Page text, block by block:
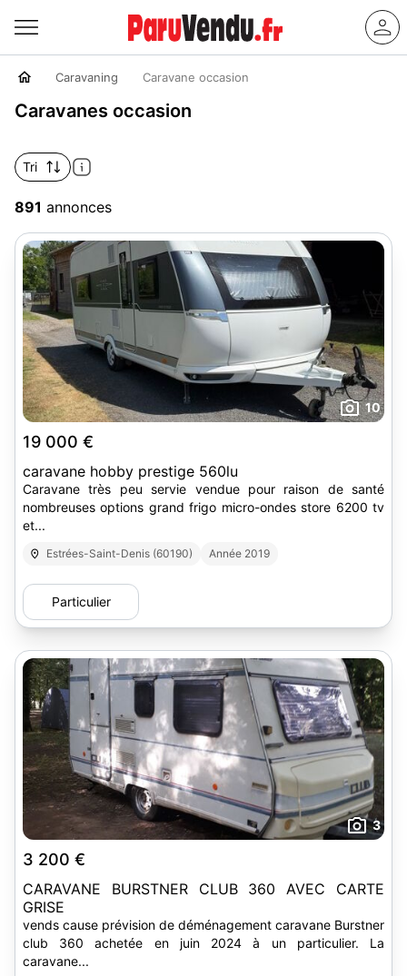
Caravaning Caravane occasion
Caravanes occasion
Tri
891 annonces
10
19 000 €
caravane hobby prestige 560lu
Caravane très peu servie vendue pour raison de santé
nombreuses options grand frigo micro-ondes store 6200 tv
et...
Estrées-Saint-Denis (60190) Année 2019
Particulier
3
3 200 €
CARAVANE BURSTNER CLUB 360 AVEC CARTE
GRISE
vends cause prévision de déménagement caravane Burstner
club 360 achetée en juin 2024 à un particulier. La
caravane...